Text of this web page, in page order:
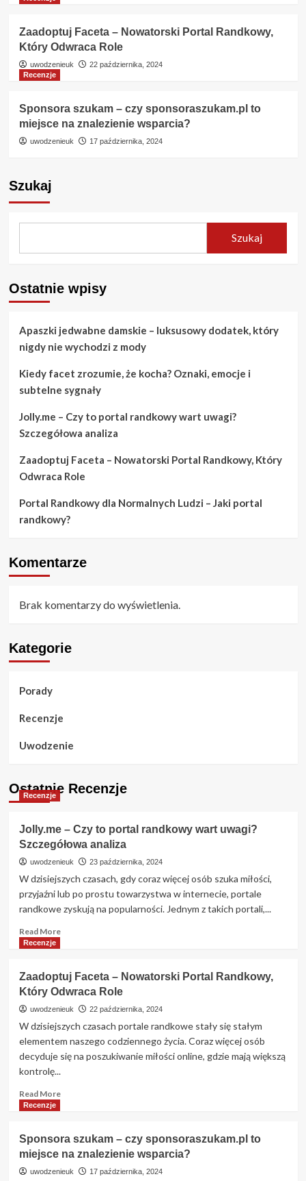
Zaadoptuj Faceta – Nowatorski Portal Randkowy,
Który Odwraca Role
uwodzenieuk
22 października, 2024
Recenzje
Sponsora szukam – czy sponsoraszukam.pl to
miejsce na znalezienie wsparcia?
uwodzenieuk 17 października, 2024
Szukaj
Szukaj
Ostatnie wpisy
Apaszki jedwabne damskie – luksusowy dodatek, który
nigdy nie wychodzi z mody
Kiedy facet zrozumie, że kocha? Oznaki, emocje i
subtelne sygnały
Jolly.me – Czy to portal randkowy wart uwagi?
Szczegółowa analiza
Zaadoptuj Faceta – Nowatorski Portal Randkowy, Który
Odwraca Role
Portal Randkowy dla Normalnych Ludzi – Jaki portal
randkowy?
Komentarze
Brak komentarzy do wyświetlenia.
Kategorie
Porady
Recenzje
Uwodzenie
Ostatnie Recenzje
Recenzje
Jolly.me – Czy to portal randkowy wart uwagi?
Szczegółowa analiza
uwodzenieuk 23 października, 2024
W dzisiejszych czasach, gdy coraz więcej osób szuka miłości,
przyjaźni lub po prostu towarzystwa w internecie, portale
randkowe zyskują na popularności. Jednym z takich portali,...
Read MoreRead
–
Czy
to
randkowy
wart
uwagi?
Szczegółowa
Recenzje
Zaadoptuj Faceta – Nowatorski Portal Randkowy,
Który Odwraca Role
uwodzenieuk 22 października, 2024
W dzisiejszych czasach portale randkowe stały się stałym
elementem naszego codziennego życia. Coraz więcej osób
decyduje się na poszukiwanie miłości online, gdzie mają większą
kontrolę...
Read MoreRead
Faceta
–
Nowatorski
Recenzje
Sponsora szukam – czy sponsoraszukam.pl to
miejsce na znalezienie wsparcia?
uwodzenieuk 17 października, 2024